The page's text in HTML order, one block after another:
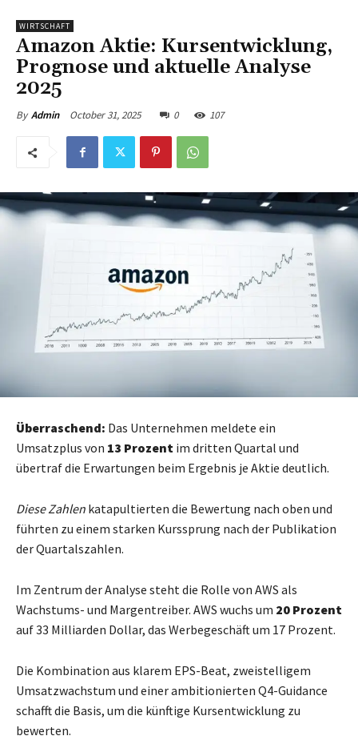
WIRTSCHAFT
Amazon Aktie: Kursentwicklung,
Prognose und aktuelle Analyse
2025
By Admin October 31, 2025 0 107
Überraschend: Das Unternehmen meldete ein
Umsatzplus von 13 Prozent im dritten Quartal und
übertraf die Erwartungen beim Ergebnis je Aktie deutlich.
Diese Zahlen katapultierten die Bewertung nach oben und
führten zu einem starken Kurssprung nach der Publikation
der Quartalszahlen.
Im Zentrum der Analyse steht die Rolle von AWS als
Wachstums- und Margentreiber. AWS wuchs um 20 Prozent
auf 33 Milliarden Dollar, das Werbegeschäft um 17 Prozent.
Die Kombination aus klarem EPS-Beat, zweistelligem
Umsatzwachstum und einer ambitionierten Q4-Guidance
schafft die Basis, um die künftige Kursentwicklung zu
bewerten.